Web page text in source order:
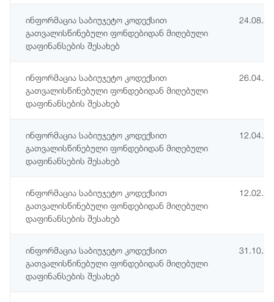
ინფორმაცია საბიუჯეტო კოდექსით
გათვალისწინებული ფონდებიდან მიღებული
დაფინანსების შესახებ
ინფორმაცია საბიუჯეტო კოდექსით
გათვალისწინებული ფონდებიდან მიღებული
დაფინანსების შესახებ
ინფორმაცია საბიუჯეტო კოდექსით
გათვალისწინებული ფონდებიდან მიღებული
დაფინანსების შესახებ
ინფორმაცია საბიუჯეტო კოდექსით
გათვალისწინებული ფონდებიდან მიღებული
დაფინანსების შესახებ
ინფორმაცია საბიუჯეტო კოდექსით
გათვალისწინებული ფონდებიდან მიღებული
დაფინანსების შესახებ